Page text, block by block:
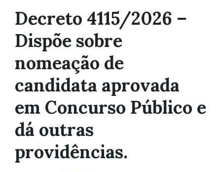
Decreto 4115/2026 –
Dispõe sobre
nomeação de
candidata aprovada
em Concurso Público e
dá outras
providências.